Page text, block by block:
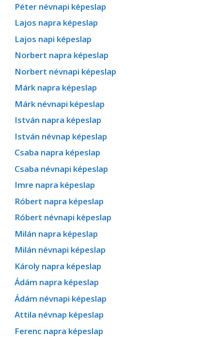
Péter névnapi képeslap
Lajos napra képeslap
Lajos napi képeslap
Norbert napra képeslap
Norbert névnapi képeslap
Márk napra képeslap
Márk névnapi képeslap
István napra képeslap
István névnap képeslap
Csaba napra képeslap
Csaba névnapi képeslap
Imre napra képeslap
Róbert napra képeslap
Róbert névnapi képeslap
Milán napra képeslap
Milán névnapi képeslap
Károly napra képeslap
Ádám napra képeslap
Ádám névnapi képeslap
Attila névnap képeslap
Ferenc napra képeslap